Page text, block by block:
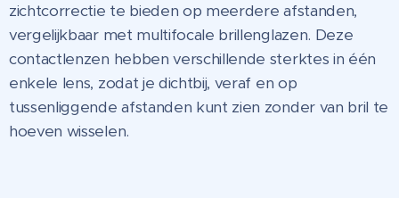
zichtcorrectie te bieden op meerdere afstanden,
vergelijkbaar met multifocale brillenglazen. Deze
contactlenzen hebben verschillende sterktes in één
enkele lens, zodat je dichtbij, veraf en op
tussenliggende afstanden kunt zien zonder van bril te
hoeven wisselen.